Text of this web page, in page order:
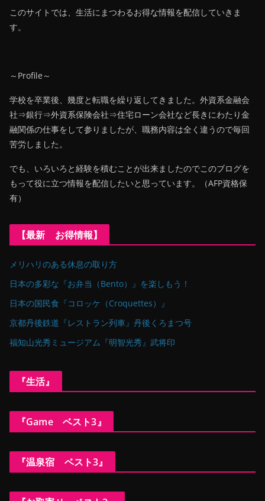
このサイトでは、生活にまつわるお得な情報を配信していきま
す。
～Profile～
学校を卒業後、幾度と転職を繰り返してきました。外資系金融会
社⇒銀行⇒外資系保険会社⇒住宅ローン会社など長きにわたり金
融関係の仕事をして参りましたが、職務内容は全く違うので毎回
苦労しました。
でも、いろいろと経験を積むことが出来ましたのでこのブログを
もって役に立つ情報を配信したいと思っています。（AFP資格保
有）
【最新 お得情報】
メリハリのある休息の取り方
日本の多彩な『お弁当（Bento）』を楽しもう！
日本の国民食『コロッケ（Croquettes）』
京都丹後鉄道『レストラン列車』丹後くろまつ号
福知山光秀ミュージアム『明智光秀』武将印
『生活』
『Game ベスト3』
『温泉宿 ベスト3』